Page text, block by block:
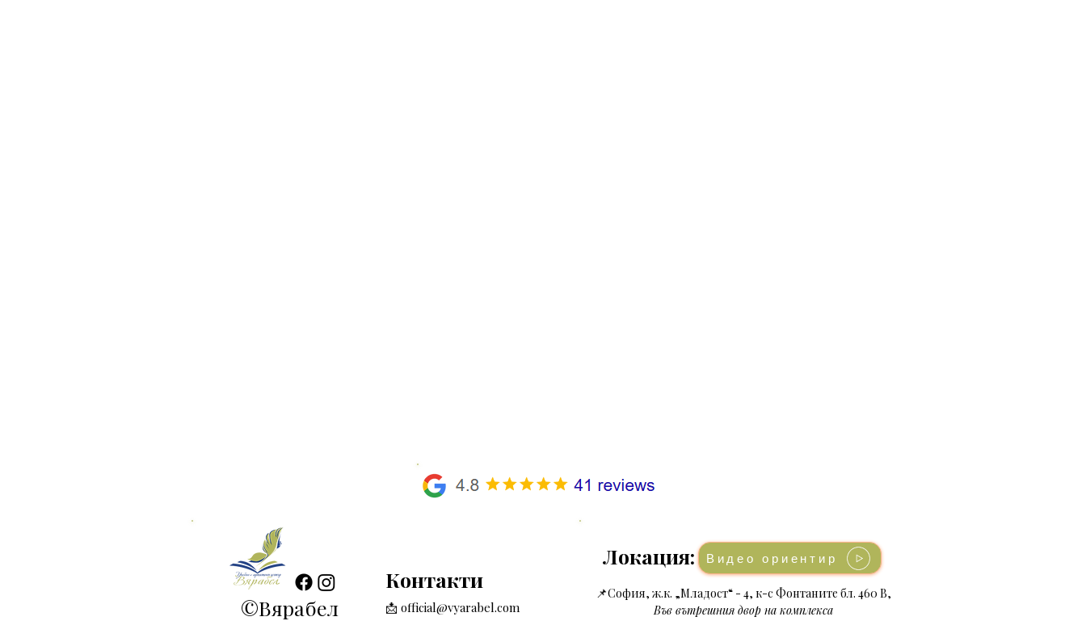
©Вярабел
Контакти
📩 official@vyarabel.com
Видео ориентир
Локация:
📌София, ж.к. „Младост“ - 4, к-с Фонтаните бл. 460 В,
Във вътрешния двор на комплекса